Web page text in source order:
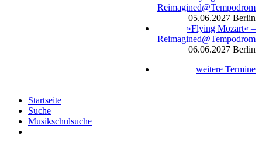
Reimagined@Tempodrom
05.06.2027 Berlin
»Flying Mozart« –
Reimagined@Tempodrom
06.06.2027 Berlin
weitere Termine
Startseite
Suche
Musikschulsuche